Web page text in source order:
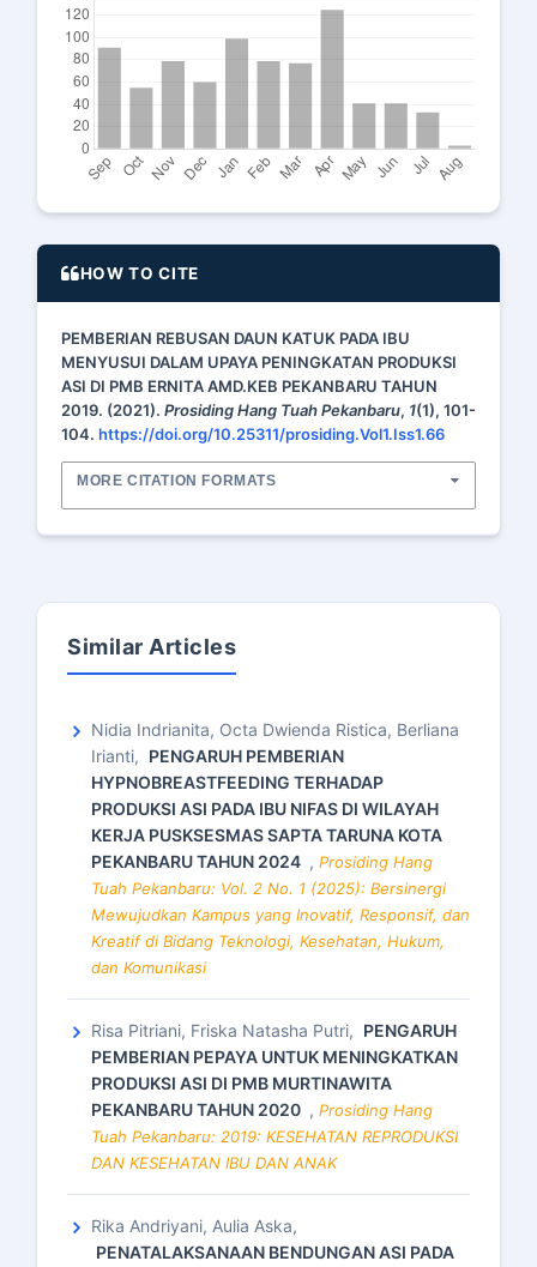
HOW TO CITE
PEMBERIAN REBUSAN DAUN KATUK PADA IBU
MENYUSUI DALAM UPAYA PENINGKATAN PRODUKSI
ASI DI PMB ERNITA AMD.KEB PEKANBARU TAHUN
2019. (2021). Prosiding Hang Tuah Pekanbaru, 1(1), 101-
104. https://doi.org/10.25311/prosiding.Vol1.Iss1.66
MORE CITATION FORMATS
Similar Articles
Nidia Indrianita, Octa Dwienda Ristica, Berliana
Irianti, PENGARUH PEMBERIAN
HYPNOBREASTFEEDING TERHADAP
PRODUKSI ASI PADA IBU NIFAS DI WILAYAH
KERJA PUSKSESMAS SAPTA TARUNA KOTA
PEKANBARU TAHUN 2024 , Prosiding Hang
Tuah Pekanbaru: Vol. 2 No. 1 (2025): Bersinergi
Mewujudkan Kampus yang Inovatif, Responsif, dan
Kreatif di Bidang Teknologi, Kesehatan, Hukum,
dan Komunikasi
Risa Pitriani, Friska Natasha Putri, PENGARUH
PEMBERIAN PEPAYA UNTUK MENINGKATKAN
PRODUKSI ASI DI PMB MURTINAWITA
PEKANBARU TAHUN 2020 , Prosiding Hang
Tuah Pekanbaru: 2019: KESEHATAN REPRODUKSI
DAN KESEHATAN IBU DAN ANAK
Rika Andriyani, Aulia Aska,
PENATALAKSANAAN BENDUNGAN ASI PADA